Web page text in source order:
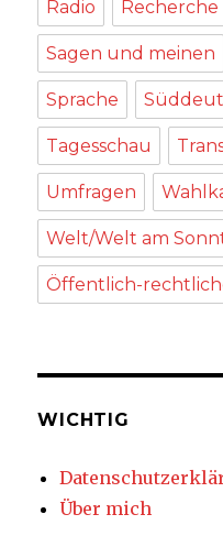
Radio Recherche
Sagen und meinen
Sprache
Tagesschau
Umfragen
Welt/Welt am
Öffentlich-
WICHTIG
Über mich